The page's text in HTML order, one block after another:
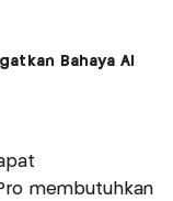
Bahaya AI
membutuhkan